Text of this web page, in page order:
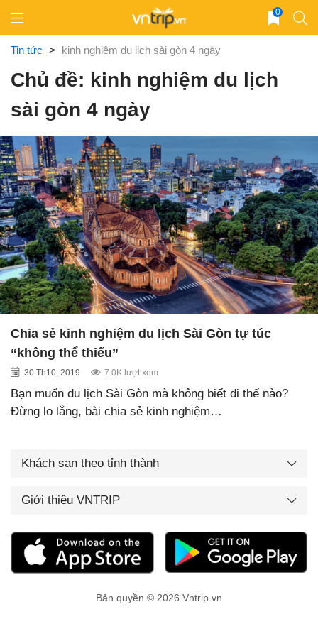
content
0
Tin tức > kinh nghiệm du lịch sài gòn 4 ngày
Chủ đề: kinh nghiệm du lịch
sài gòn 4 ngày
Chia sẻ kinh nghiệm du lịch Sài Gòn tự túc
“không thể thiếu”
30 Th10, 2019 7.0K lượt xem
Bạn muốn du lịch Sài Gòn mà không biết đi thế nào?
Đừng lo lắng, bài chia sẻ kinh nghiệm…
Khách sạn theo tỉnh thành
Giới thiệu VNTRIP
Bản quyền © 2026 Vntrip.vn